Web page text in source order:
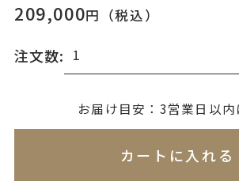
209,000円（税込）
注文数:
(刻印について)※必ず選
お届け目安：3営業日以内
カートに入れる